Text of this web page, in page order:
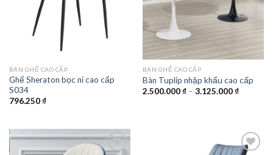
BÀN GHẾ CAO CẤP
Ghế Sheraton bọc nỉ cao cấp
S034
796.250₫
BÀN GHẾ CAO CẤP
Bàn Tuplip nhập khẩu cao cấp
2.500.000₫ – 3.125.000₫Khoảng